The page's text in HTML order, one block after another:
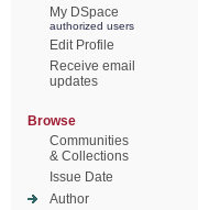
My DSpace
authorized users
Edit Profile
Receive email
updates
Browse
Communities
& Collections
Issue Date
Author